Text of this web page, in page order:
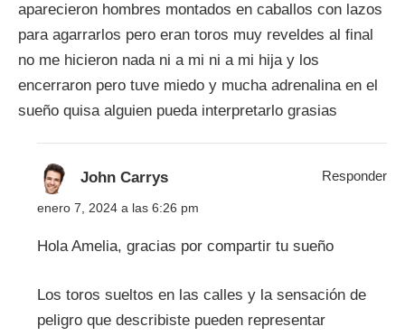
aparecieron hombres montados en caballos con lazos
para agarrarlos pero eran toros muy reveldes al final
no me hicieron nada ni a mi ni a mi hija y los
encerraron pero tuve miedo y mucha adrenalina en el
sueño quisa alguien pueda interpretarlo grasias
John Carrys
enero 7, 2024 a las 6:26 pm
Hola Amelia, gracias por compartir tu sueño
Los toros sueltos en las calles y la sensación de
peligro que describiste pueden representar
Responder